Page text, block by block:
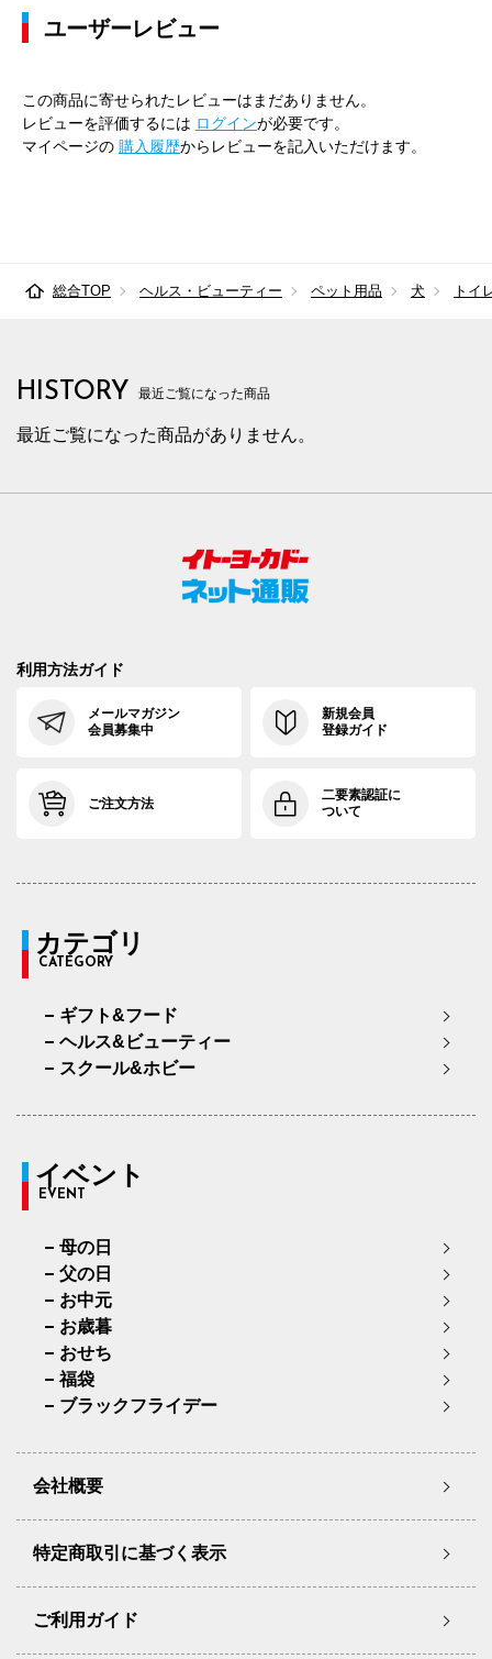
ユーザーレビュー
この商品に寄せられたレビューはまだありません。
レビューを評価するには ログインが必要です。
マイページの 購入履歴からレビューを記入いただけます。
総合TOP ヘルス・ビューティー ペット用品 犬 トイ
HISTORY 最近ご覧になった商品
最近ご覧になった商品がありません。
利用方法ガイド
メールマガジン
会員募集中
新規会員
登録ガイド
ご注文方法
二要素認証に
ついて
カテゴリ
CATEGORY
ギフト&フード
ヘルス&ビューティー
スクール&ホビー
イベント
EVENT
母の日
父の日
お中元
お歳暮
おせち
福袋
ブラックフライデー
会社概要
特定商取引に基づく表示
ご利用ガイド